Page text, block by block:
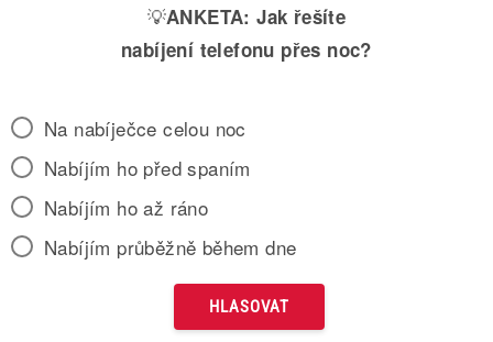
💡ANKETA: Jak řešíte
nabíjení telefonu přes noc?
Na nabíječce celou noc
Nabíjím ho před spaním
Nabíjím ho až ráno
Nabíjím průběžně během dne